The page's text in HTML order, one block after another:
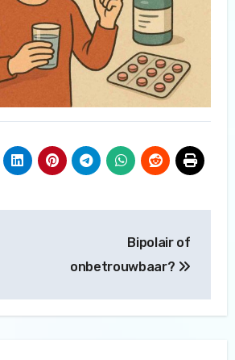
Bipolair of
onbetrouwbaar?